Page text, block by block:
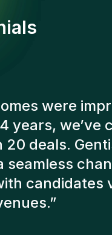
consultants
a number of
in order to
recruited
I'm